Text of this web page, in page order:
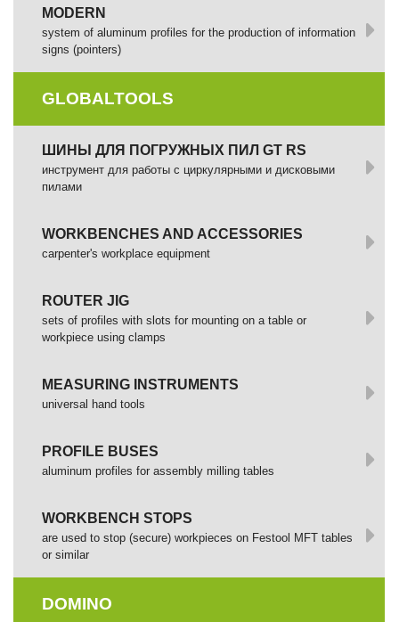
MODERN
system of aluminum profiles for the production of information
signs (pointers)
GLOBALTOOLS
ШИНЫ ДЛЯ ПОГРУЖНЫХ ПИЛ GT RS
инструмент для работы с циркулярными и дисковыми
пилами
WORKBENCHES AND ACCESSORIES
сarpenter's workplace equipment
ROUTER JIG
sets of profiles with slots for mounting on a table or
workpiece using clamps
MEASURING INSTRUMENTS
universal hand tools
PROFILE BUSES
aluminum profiles for assembly milling tables
WORKBENCH STOPS
are used to stop (secure) workpieces on Festool MFT tables
or similar
DOMINO